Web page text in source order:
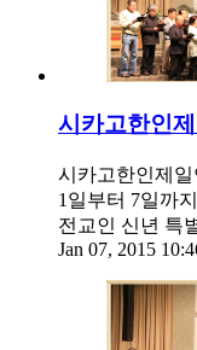
시카고한인
시카고한인제
1일부터 7일까
전교인 신년 특
Jan 07, 2015